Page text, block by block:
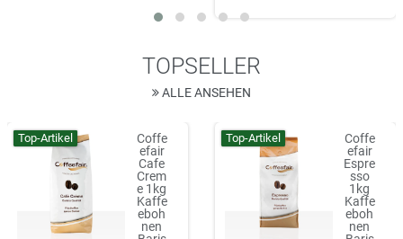
TOPSELLER
ALLE ANSEHEN
Top-Artikel
Coffe
efair
Cafe
Crem
e 1kg
Kaffe
eboh
nen
Top-Artikel
Coffe
efair
Espre
sso
1kg
Kaffe
eboh
nen